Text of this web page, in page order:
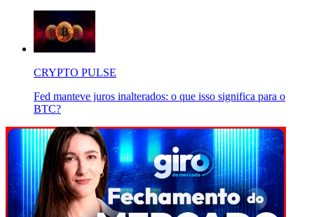
CRYPTO PULSE
Fed manteve juros inalterados: o que isso significa para o
BTC?